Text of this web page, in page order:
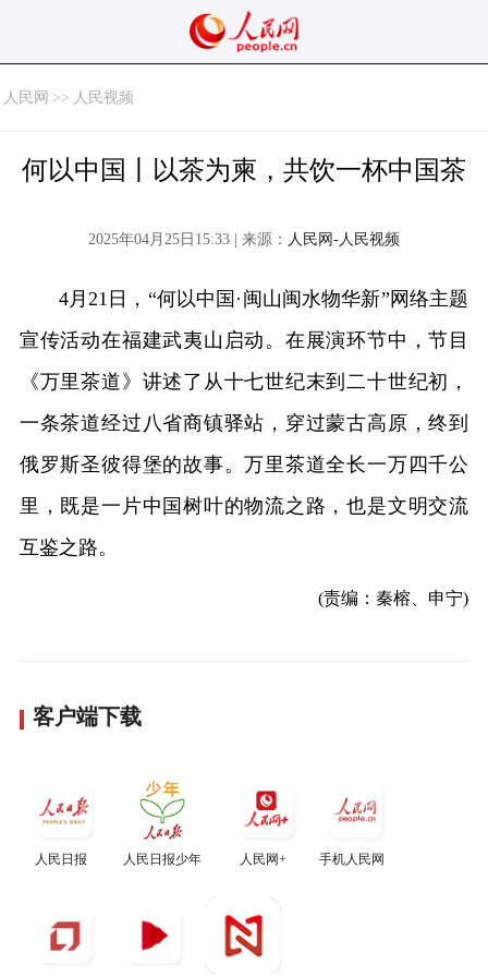
人民网 >> 人民视频
何以中国丨以茶为柬，共饮一杯中国茶
2025年04月25日15:33 | 来源： 人民网-人民视频
4月21日，“何以中国·闽山闽水物华新”网络主题
宣传活动在福建武夷山启动。在展演环节中，节目
《万里茶道》讲述了从十七世纪末到二十世纪初，
一条茶道经过八省商镇驿站，穿过蒙古高原，终到
俄罗斯圣彼得堡的故事。万里茶道全长一万四千公
里，既是一片中国树叶的物流之路，也是文明交流
互鉴之路。
(责编：秦榕、申宁)
客户端下载
人民日报 人民日报少年 人民网+ 手机人民网